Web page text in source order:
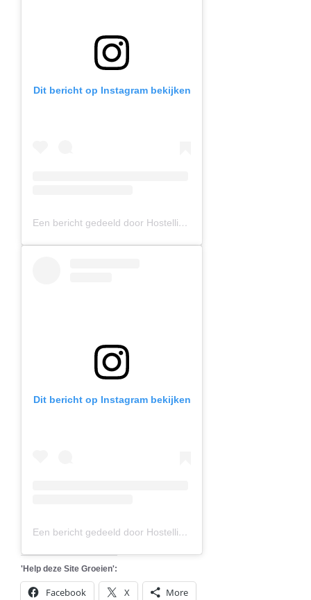
Dit bericht op Instagram bekijken
Een bericht gedeeld door Hostelling International (@hihostels)
Dit bericht op Instagram bekijken
Een bericht gedeeld door Hostelling International (@hihostels)
'Help deze Site Groeien':
Facebook X More